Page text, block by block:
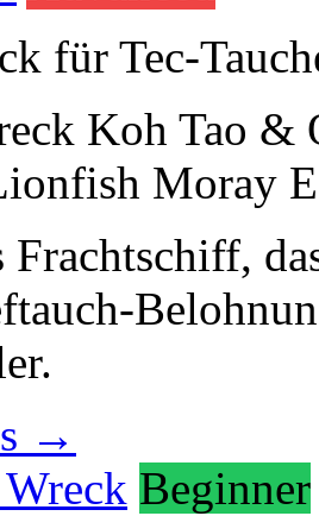
für Tec-
Koh Tao &
Moray
→
Beginner